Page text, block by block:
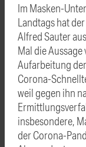
Im Masken-
Landtags hat
Alfred Sauter
Mal die
Aufarbeitung
Corona-
weil gegen ihn
insbesondere,
der Corona-